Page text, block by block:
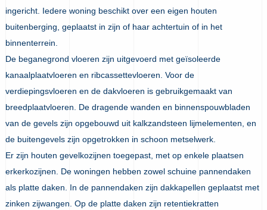
ingericht. Iedere woning beschikt over een eigen houten
buitenberging, geplaatst in zijn of haar achtertuin of in het
binnenterrein.
De beganegrond vloeren zijn uitgevoerd met geïsoleerde
kanaalplaatvloeren en ribcassettevloeren. Voor de
verdiepingsvloeren en de dakvloeren is gebruikgemaakt van
breedplaatvloeren. De dragende wanden en binnenspouwbladen
van de gevels zijn opgebouwd uit kalkzandsteen lijmelementen, en
de buitengevels zijn opgetrokken in schoon metselwerk.
Er zijn houten gevelkozijnen toegepast, met op enkele plaatsen
erkerkozijnen. De woningen hebben zowel schuine pannendaken
als platte daken. In de pannendaken zijn dakkapellen geplaatst met
zinken zijwangen. Op de platte daken zijn retentiekratten